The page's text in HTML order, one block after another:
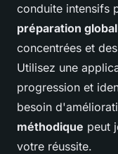
conduite intensifs
préparation global
concentrées et
Utilisez une
progression et
besoin
méthodique peut
votre réussite.